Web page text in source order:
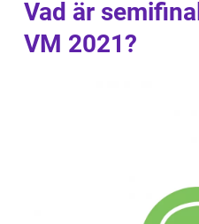
Vad är
VM 2021?